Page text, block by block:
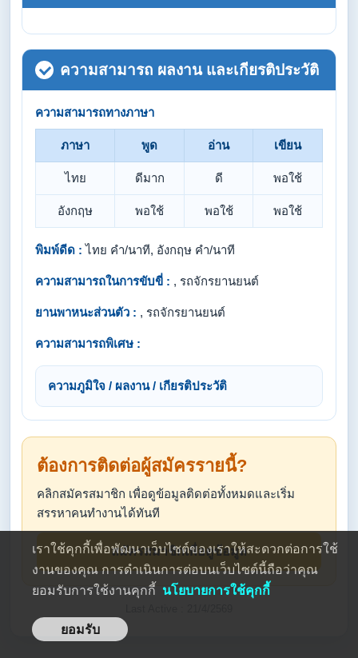
ความสามารถ ผลงาน และเกียรติประวัติ
ความสามารถทางภาษา
ภาษา พูด อ่าน เขียน
ไทย ดีมาก ดี พอใช้
อังกฤษ พอใช้ พอใช้ พอใช้
พิมพ์ดีด : ไทย คำ/นาที, อังกฤษ คำ/นาที
ความสามารถในการขับขี่ : , รถจักรยานยนต์
ยานพาหนะส่วนตัว : , รถจักรยานยนต์
ความสามารถพิเศษ :
ความภูมิใจ / ผลงาน / เกียรติประวัติ
ต้องการติดต่อผู้สมัครรายนี้?
คลิกสมัครสมาชิก เพื่อดูข้อมูลติดต่อทั้งหมดและเริ่ม
สรรหาคนทำงานได้ทันที
สมัครสมาชิกเพื่อดูข้อมูล
เราใช้คุกกี้เพื่อพัฒนาเว็บไซต์ของเราให้สะดวกต่อการใช้
งานของคุณ การดำเนินการต่อบนเว็บไซต์นี้ถือว่าคุณ
ยอมรับการใช้งานคุกกี้ นโยบายการใช้คุกกี้